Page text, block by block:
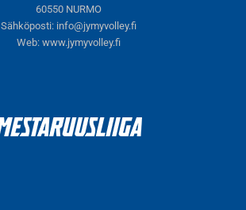
60550 NURMO
Sähköposti: info@jymyvolley.fi
Web: www.jymyvolley.fi